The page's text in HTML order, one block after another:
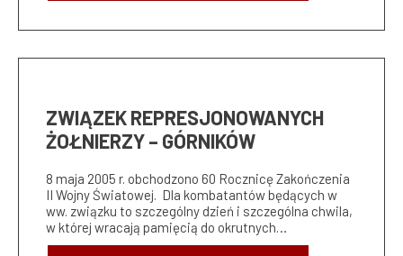
ZWIĄZEK REPRESJONOWANYCH
ŻOŁNIERZY – GÓRNIKÓW
8 maja 2005 r. obchodzono 60 Rocznicę Zakończenia
II Wojny Światowej. Dla kombatantów będących w
ww. związku to szczególny dzień i szczególna chwila,
w której wracają pamięcią do okrutnych…